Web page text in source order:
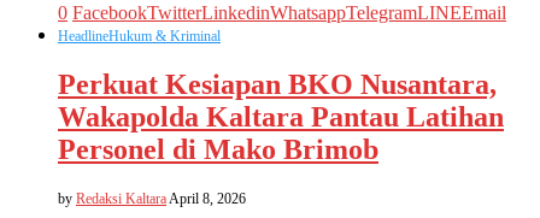
0 FacebookTwitterLinkedinWhatsappTelegramLINEEmail
HeadlineHukum & Kriminal
Perkuat Kesiapan BKO Nusantara,
Wakapolda Kaltara Pantau Latihan
Personel di Mako Brimob
by Redaksi KaltaraApril 8, 2026